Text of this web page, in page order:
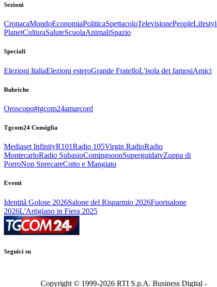
Sezioni
CronacaMondoEconomiaPoliticaSpettacoloTelevisionePeople
PlanetCulturaSaluteScuolaAnimaliSpazio
Speciali
Elezioni ItaliaElezioni esteroGrande FratelloL'isola dei famosiAmici
Rubriche
Oroscopo#tgcom24amarcord
Tgcom24 Consiglia
Mediaset InfinityR101Radio 105Virgin RadioRadio
MontecarloRadio SubasioComingsoonSuperguidatvZuppa di
PorroNon SprecareCotto e Mangiato
Eventi
Identità Golose 2026Salone del Risparmio 2026Fuorisalone
2026L'Artigiano in Fiera 2025
Seguici su
Copyright © 1999-2026 RTI S.p.A. Business Digital -